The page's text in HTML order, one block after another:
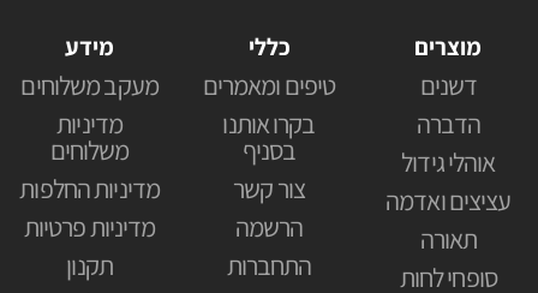
מוצרים
דשנים
הדברה
אוהלי גידול
עציצים ואדמה
תאורה
סופחי לחות
כללי
טיפים ומאמרים
בקרו אותנו
בסניף
צור קשר
הרשמה
התחברות
מידע
מעקב משלוחים
מדיניות
משלוחים
מדיניות החלפות
מדיניות פרטיות
תקנון